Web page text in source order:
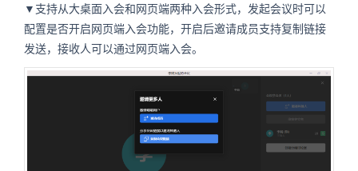
▼支持从大桌面入会和网页端两种入会形式，发起会议时可以
配置是否开启网页端入会功能，开启后邀请成员支持复制链接
发送，接收人可以通过网页端入会。